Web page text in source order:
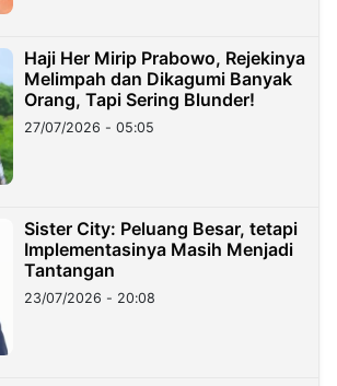
Haji Her Mirip Prabowo, Rejekinya
Melimpah dan Dikagumi Banyak
Orang, Tapi Sering Blunder!
27/07/2026 - 05:05
Sister City: Peluang Besar, tetapi
Implementasinya Masih Menjadi
Tantangan
23/07/2026 - 20:08